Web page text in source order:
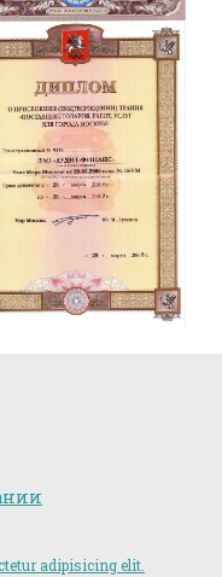
adipisicing elit.